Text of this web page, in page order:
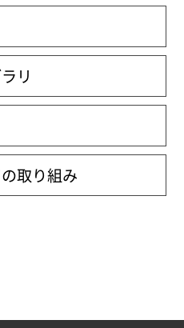
リ
取り組み